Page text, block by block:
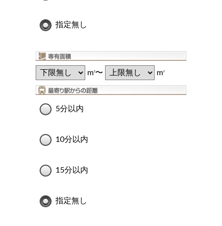
指定無し
m2〜 m2
5分以内
10分以内
15分以内
指定無し